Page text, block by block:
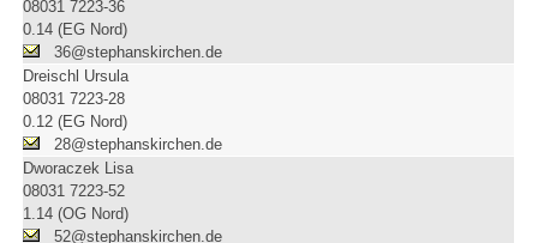
08031 7223-36
0.14 (EG Nord)
36@stephanskirchen.de
Dreischl Ursula
08031 7223-28
0.12 (EG Nord)
28@stephanskirchen.de
Dworaczek Lisa
08031 7223-52
1.14 (OG Nord)
52@stephanskirchen.de